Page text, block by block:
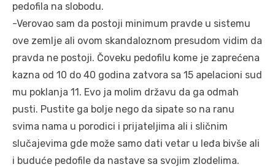
pedofila na slobodu.
-Verovao sam da postoji minimum pravde u sistemu
ove zemlje ali ovom skandaloznom presudom vidim da
pravda ne postoji. Čoveku pedofilu kome je zaprećena
kazna od 10 do 40 godina zatvora sa 15 apelacioni sud
mu poklanja 11. Evo ja molim državu da ga odmah
pusti. Pustite ga bolje nego da sipate so na ranu
svima nama u porodici i prijateljima ali i sličnim
slučajevima gde može samo dati vetar u leđa bivše ali
i buduće pedofile da nastave sa svojim zlodelima.